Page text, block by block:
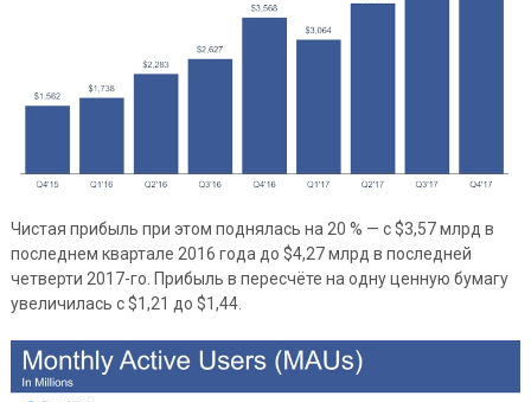
Чистая прибыль при этом поднялась на 20 % — с $3,57 млрд в
последнем квартале 2016 года до $4,27 млрд в последней
четверти 2017-го. Прибыль в пересчёте на одну ценную бумагу
увеличилась с $1,21 до $1,44.